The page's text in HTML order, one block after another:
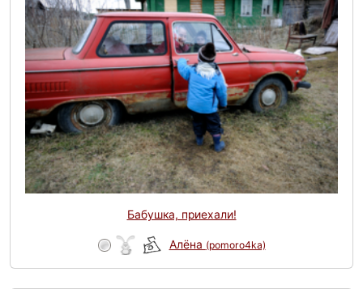
Бабушка, приехали!
Алёна (pomoro4ka)